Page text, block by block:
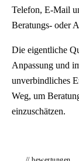
Telefon, E-Mail
Beratungs- oder
Die eigentliche
Anpassung und
unverbindliches
Weg, um
einzuschätzen.